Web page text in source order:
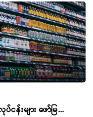
းများ ဖော်မြ...